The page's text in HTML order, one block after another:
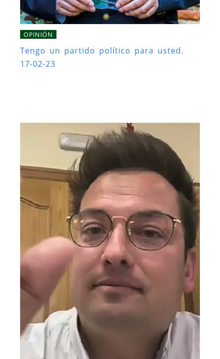
OPINIÓN
Tengo un partido político para usted.
17-02-23